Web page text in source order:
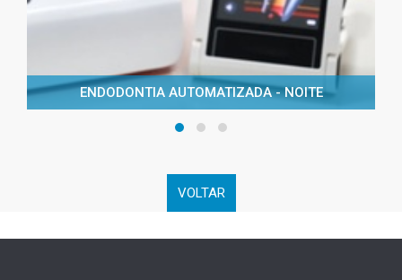
ENDODONTIA AUTOMATIZADA - NOITE
VOLTAR